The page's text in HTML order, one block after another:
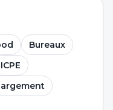
Bureaux
ICPE